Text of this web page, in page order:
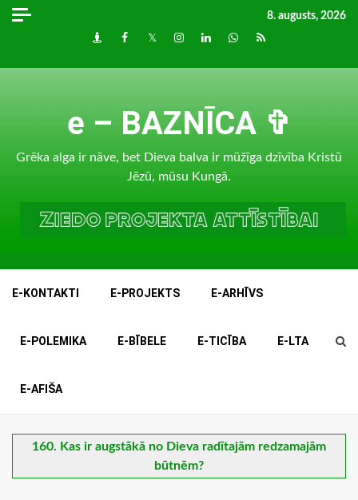
Skip
8. augusts, 2026
DraugiemFacebook
TwitterInstagram
LinkedInwhatsapp
RSS
e – BAZNĪCA ✞
Grēka alga ir nāve, bet Dieva balva ir mūžīga dzīvība Kristū
Jēzū, mūsu Kungā.
E-KONTAKTI E-PROJEKTS E-ARHĪVS
E-POLEMIKA E-BĪBELE E-TICĪBA E-LTA
E-AFIŠA
160. Kas ir augstākā no Dieva radītajām redzamajām
būtnēm?